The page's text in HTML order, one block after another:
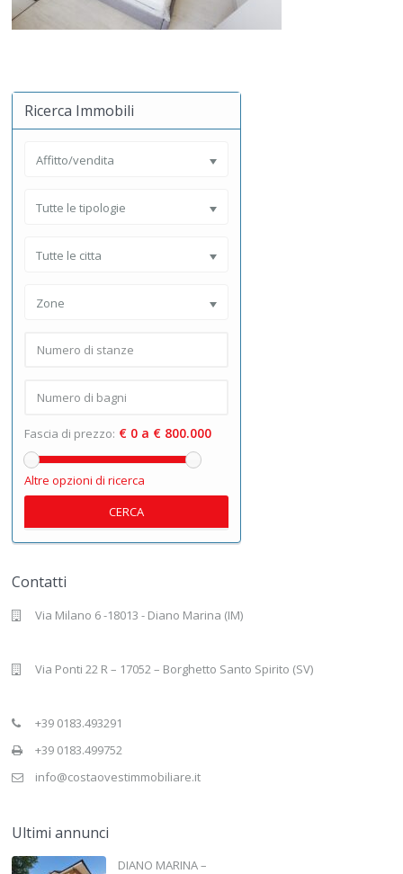
Ricerca Immobili
Affitto/vendita
Tutte le tipologie
Tutte le citta
Zone
Fascia di prezzo: € 0 a € 800.000
Altre opzioni di ricerca
CERCA
Contatti
Via Milano 6 -18013 - Diano Marina (IM)
Via Ponti 22 R – 17052 – Borghetto Santo Spirito (SV)
+39 0183.493291
+39 0183.499752
info@costaovestimmobiliare.it
Ultimi annunci
DIANO MARINA –